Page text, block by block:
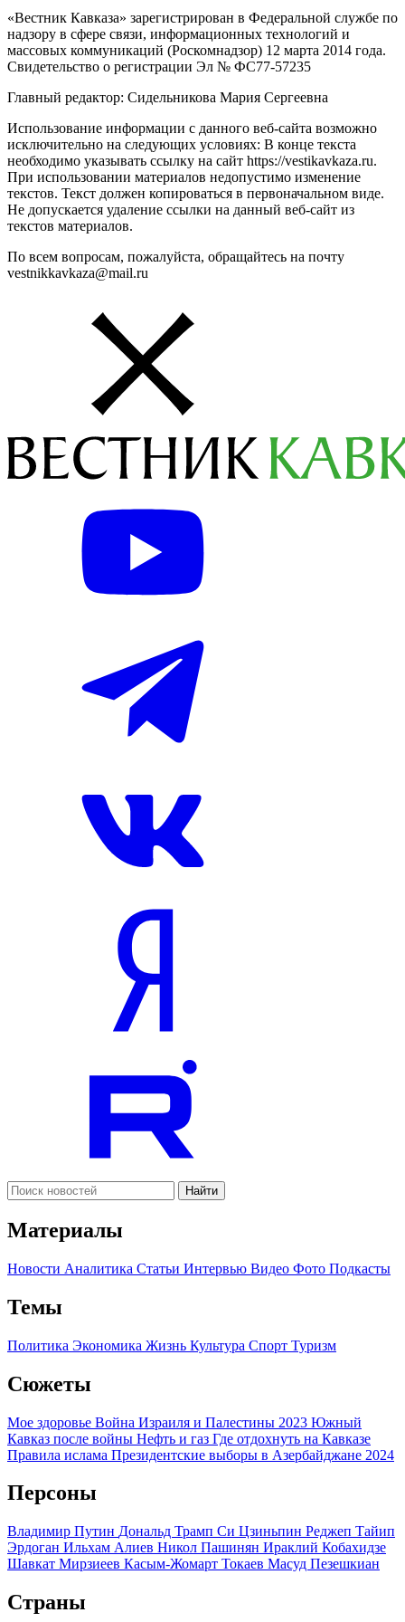
«Вестник Кавказа» зарегистрирован в Федеральной службе по
надзору в сфере связи, информационных технологий и
массовых коммуникаций (Роскомнадзор) 12 марта 2014 года.
Свидетельство о регистрации Эл № ФС77-57235
Главный редактор: Сидельникова Мария Сергеевна
Использование информации с данного веб-сайта возможно
исключительно на следующих условиях: В конце текста
необходимо указывать ссылку на сайт https://vestikavkaza.ru.
При использовании материалов недопустимо изменение
текстов. Текст должен копироваться в первоначальном виде.
Не допускается удаление ссылки на данный веб-сайт из
текстов материалов.
По всем вопросам, пожалуйста, обращайтесь на почту
vestnikkavkaza@mail.ru
Найти
Материалы
Новости Аналитика Статьи Интервью Видео Фото Подкасты
Темы
Политика Экономика Жизнь Культура Спорт Туризм
Сюжеты
Мое здоровье Война Израиля и Палестины 2023 Южный
Кавказ после войны Нефть и газ Где отдохнуть на Кавказе
Правила ислама Президентские выборы в Азербайджане 2024
Персоны
Владимир Путин Дональд Трамп Си Цзиньпин Реджеп Тайип
Эрдоган Ильхам Алиев Никол Пашинян Ираклий Кобахидзе
Шавкат Мирзиеев Касым-Жомарт Токаев Масуд Пезешкиан
Страны